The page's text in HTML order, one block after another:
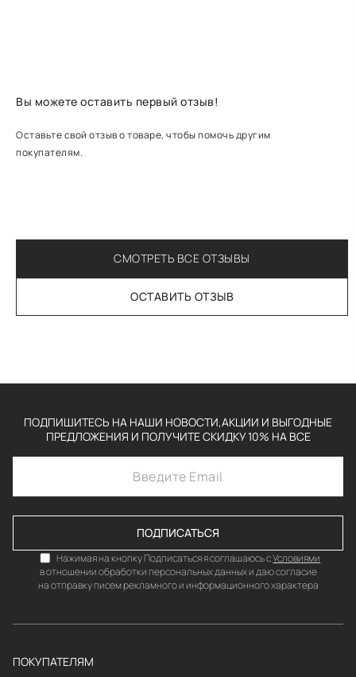
Вы можете оставить первый отзыв!
Оставьте свой отзыв о товаре, чтобы помочь другим
покупателям.
СМОТРЕТЬ ВСЕ ОТЗЫВЫ
ОСТАВИТЬ ОТЗЫВ
ПОДПИШИТЕСЬ НА НАШИ НОВОСТИ,АКЦИИ И ВЫГОДНЫЕ
ПРЕДЛОЖЕНИЯ И ПОЛУЧИТЕ СКИДКУ 10% НА ВСЕ
ПОДПИСАТЬСЯ
Нажимая на кнопку Подписаться я соглашаюсь сУсловиями
в отношении обработки персональных данных и даю согласие
на отправку писем рекламного и информационного характера
ПОКУПАТЕЛЯМ